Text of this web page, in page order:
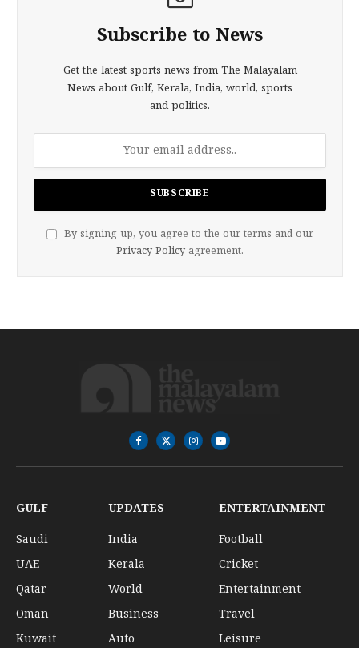
Subscribe to News
Get the latest sports news from The Malayalam
News about Gulf, Kerala, India, world, sports
and politics.
By signing up, you agree to the our terms and our
Privacy Policy agreement.
Facebook
X
(Twitter)
InstagramYouTube
GULF
Saudi
UAE
Qatar
Oman
Kuwait
UPDATES
India
Kerala
World
Business
Auto
ENTERTAINMENT
Football
Cricket
Entertainment
Travel
Leisure